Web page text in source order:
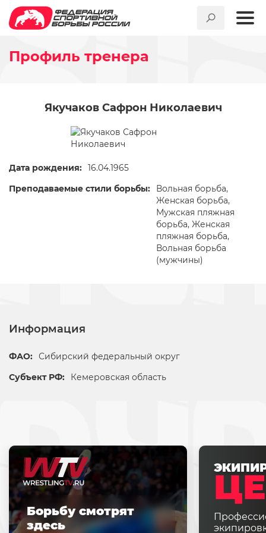
Профиль тренера
Якучаков Сафрон Николаевич
Дата рождения: 16.04.1965
Преподаваемые стили борьбы:
Вольная борьба,
Женская борьба,
Мужская пляжная
борьба, Женская
пляжная борьба,
Вольная борьба
(мужчины)
Информация
ФАО: Сибирский федеральный округ
Субъект РФ:
Кемеровская область
Борьбу смотрят
здесь